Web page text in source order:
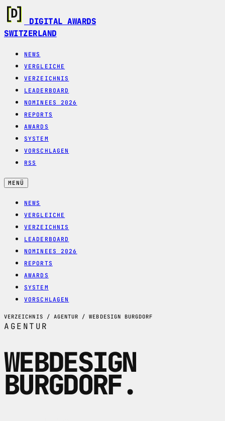
DIGITAL AWARDS
SWITZERLAND
NEWS
VERGLEICHE
VERZEICHNIS
LEADERBOARD
NOMINEES 2026
REPORTS
AWARDS
SYSTEM
VORSCHLAGEN
RSS
MENÜ
NEWS
VERGLEICHE
VERZEICHNIS
LEADERBOARD
NOMINEES 2026
REPORTS
AWARDS
SYSTEM
VORSCHLAGEN
VERZEICHNIS / AGENTUR / WEBDESIGN BURGDORF
AGENTUR
WEBDESIGN
BURGDORF.